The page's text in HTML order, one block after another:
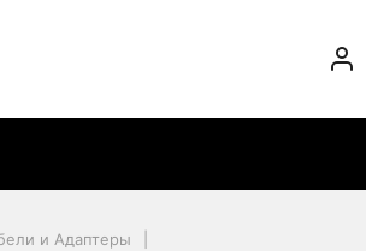
и Адаптеры